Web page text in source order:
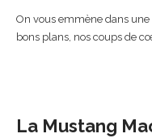
On vous emmène dans
bons plans, nos coups de
La Mustang